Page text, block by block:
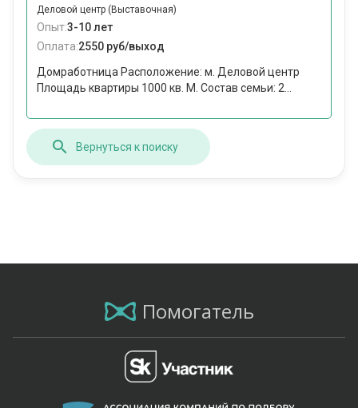
Деловой центр (Выставочная)
Опыт:3-10 лет
Оплата:2550 руб/выход
Домработница Расположение: м. Деловой центр
Площадь квартиры 1000 кв. М. Состав семьи: 2...
Вернуться к поиску
Помогатель